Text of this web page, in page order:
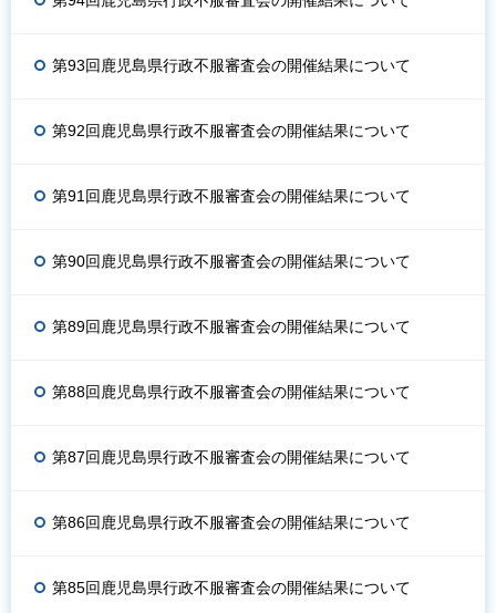
第93回鹿児島県行政不服審査会の開催結果について
第92回鹿児島県行政不服審査会の開催結果について
第91回鹿児島県行政不服審査会の開催結果について
第90回鹿児島県行政不服審査会の開催結果について
第89回鹿児島県行政不服審査会の開催結果について
第88回鹿児島県行政不服審査会の開催結果について
第87回鹿児島県行政不服審査会の開催結果について
第86回鹿児島県行政不服審査会の開催結果について
第85回鹿児島県行政不服審査会の開催結果について